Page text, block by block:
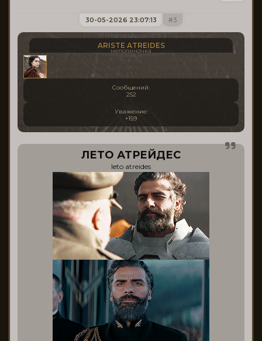
3
30-05-2026 23:07:13
ARISTE ATREIDES
неполиночка
Сообщений:
252
Уважение:
+159
ЛЕТО АТРЕЙДЕС
leto atreides